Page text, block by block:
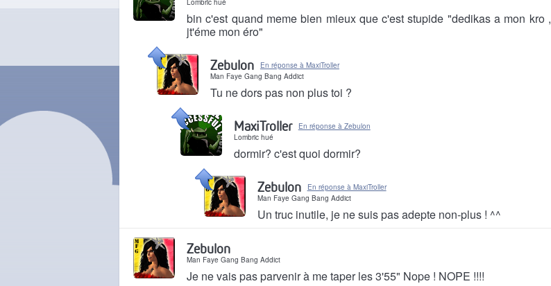
Lombric hué
bin c'est quand meme bien mieux que c'est stupide "dedikas a mon kro ,
jt'éme mon éro"
Il y a 14 ans
Zebulon
En réponse à MaxiTroller
Man Faye Gang Bang Addict
Tu ne dors pas non plus toi ?
Il y a 14 ans
MaxiTroller
En réponse à Zebulon
Lombric hué
dormir? c'est quoi dormir?
Il y a 14 ans
Zebulon
En réponse à MaxiTroller
Man Faye Gang Bang Addict
Un truc inutile, je ne suis pas adepte non-plus ! ^^
Zebulon
Man Faye Gang Bang Addict
Je ne vais pas parvenir à me taper les 3'55" Nope ! NOPE !!!!